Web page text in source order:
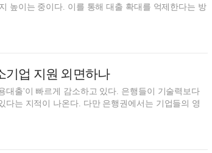
높이는 중이다. 이를 통해 대출 확대를 억제한다는 방
기업 지원 외면하나
대출'이 빠르게 감소하고 있다. 은행들이 기술력보다
다는 지적이 나온다. 다만 은행권에서는 기업들의 영